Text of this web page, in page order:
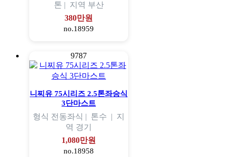
톤 | 지역 부산
380만원
no.18959
9787
니찌유 75시리즈 2.5톤좌승식
3단마스트
형식 전동좌식 | 톤수 | 지
역 경기
1,080만원
no.18958